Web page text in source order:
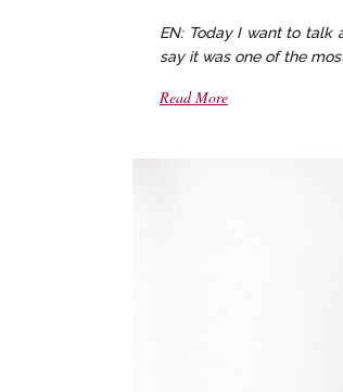
EN: Today I want to talk
say it was one of the
Read More